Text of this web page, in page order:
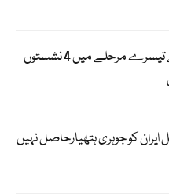
آزاد کشمیر انتخابات کے تیسرے مرحلے میں 4 نشستوں
ایران کو جوہری ہتھیارحاصل نہیں